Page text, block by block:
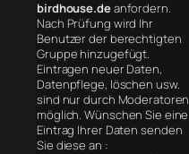
birdhouse.deanfordern.
Nach Prüfung wird Ihr
Benutzer der berechtigten
Gruppe hinzugefügt.
Eintragen neuer Daten,
Datenpflege, löschen usw.
sind nur durch Moderatoren
möglich. Wünschen Sie eine
Eintrag Ihrer Daten senden
Sie diese an :